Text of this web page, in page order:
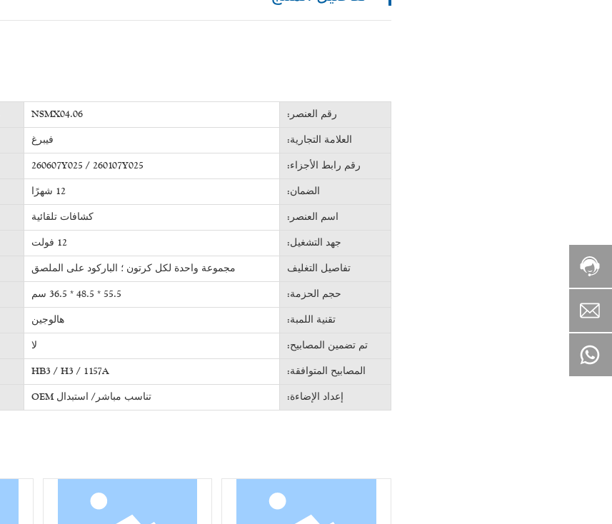
رقم العنصر: NSMX04.06
العلامة التجارية:
فيبرغ
رقم رابط الأجزاء:
260607Y025 / 260107Y025
الضمان:
12 شهرًا
اسم العنصر:
كشافات تلقائية
جهد التشغيل:
12 فولت
تفاصيل التغليف
مجموعة واحدة لكل كرتون ؛ الباركود على الملصق
حجم الحزمة:
55.5 * 48.5 * 36.5 سم
تقنية اللمبة:
هالوجين
تم تضمين المصابيح:
لا
المصابيح المتوافقة:
HB3 / H3 / 1157A
إعداد الإضاءة:
تناسب مباشر/ استبدال OEM
الخط
الساخن:
13957814174
المواعد:
-
24:00
738006920@qq.com
8613957814174